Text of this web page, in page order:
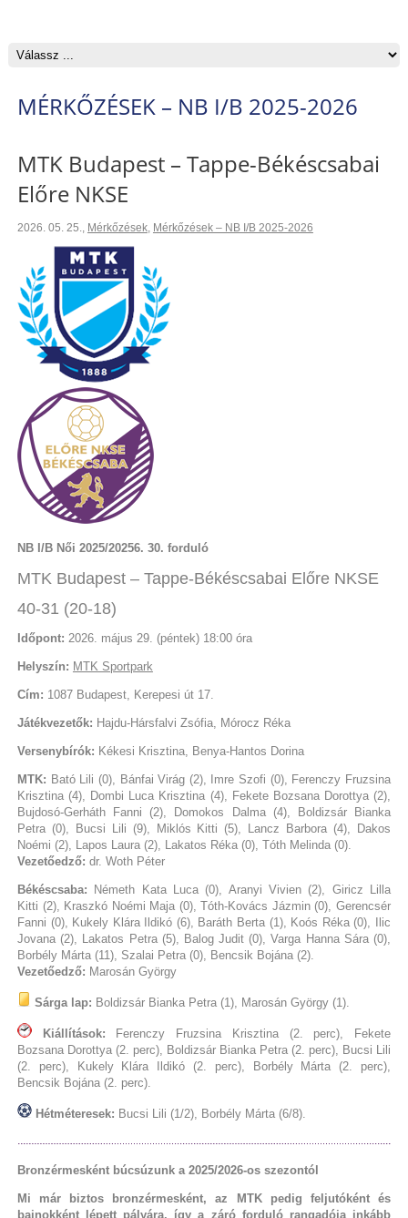
MÉRKŐZÉSEK – NB I/B 2025-2026
MTK Budapest – Tappe-Békéscsabai
Előre NKSE
2026. 05. 25., Mérkőzések, Mérkőzések – NB I/B 2025-2026
NB I/B Női 2025/20256. 30. forduló
MTK Budapest – Tappe-Békéscsabai Előre NKSE
40-31 (20-18)
Időpont: 2026. május 29. (péntek) 18:00 óra
Helyszín: MTK Sportpark
Cím: 1087 Budapest, Kerepesi út 17.
Játékvezetők: Hajdu-Hársfalvi Zsófia, Mórocz Réka
Versenybírók: Kékesi Krisztina, Benya-Hantos Dorina
MTK: Bató Lili (0), Bánfai Virág (2), Imre Szofi (0), Ferenczy Fruzsina
Krisztina (4), Dombi Luca Krisztina (4), Fekete Bozsana Dorottya (2),
Bujdosó-Gerháth Fanni (2), Domokos Dalma (4), Boldizsár Bianka
Petra (0), Bucsi Lili (9), Miklós Kitti (5), Lancz Barbora (4), Dakos
Noémi (2), Lapos Laura (2), Lakatos Réka (0), Tóth Melinda (0).
Vezetőedző: dr. Woth Péter
Békéscsaba: Németh Kata Luca (0), Aranyi Vivien (2), Giricz Lilla
Kitti (2), Kraszkó Noémi Maja (0), Tóth-Kovács Jázmin (0), Gerencsér
Fanni (0), Kukely Klára Ildikó (6), Baráth Berta (1), Koós Réka (0), Ilic
Jovana (2), Lakatos Petra (5), Balog Judit (0), Varga Hanna Sára (0),
Borbély Márta (11), Szalai Petra (0), Bencsik Bojána (2).
Vezetőedző: Marosán György
Sárga lap: Boldizsár Bianka Petra (1), Marosán György (1).
Kiállítások:
Ferenczy Fruzsina Krisztina (2. perc), Fekete
Bozsana Dorottya (2. perc), Boldizsár Bianka Petra (2. perc), Bucsi Lili
(2. perc), Kukely Klára Ildikó (2. perc), Borbély Márta (2. perc),
Bencsik Bojána (2. perc).
Hétméteresek: Bucsi Lili (1/2), Borbély Márta (6/8).
Bronzérmesként búcsúzunk a 2025/2026-os szezontól
Mi már biztos bronzérmesként, az MTK pedig feljutóként és
bajnokként lépett pályára, így a záró forduló rangadója inkább